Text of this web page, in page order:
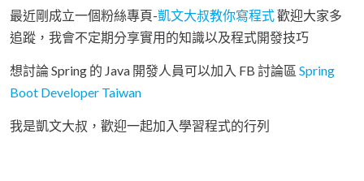
最近剛成立一個粉絲專頁-凱文大叔教你寫程式歡迎大家多
追蹤，我會不定期分享實用的知識以及程式開發技巧
想討論 Spring 的 Java 開發人員可以加入 FB 討論區 Spring
Boot Developer Taiwan
我是凱文大叔，歡迎一起加入學習程式的行列